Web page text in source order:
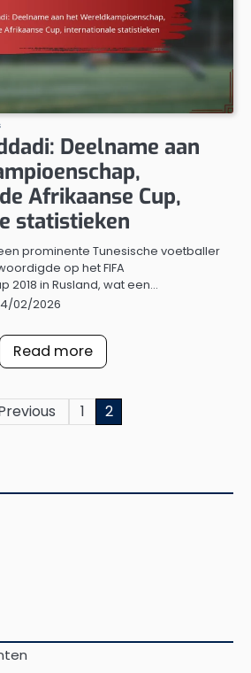
Deelname aan
Afrikaanse Cup,
statistieken
prominente Tunesische voetballer
op het FIFA
2018 in Rusland, wat een…
02/2026
Read more
1 2